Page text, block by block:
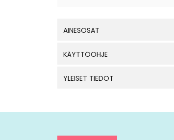
AINESOSAT
KÄYTTÖOHJE
YLEISET TIEDOT